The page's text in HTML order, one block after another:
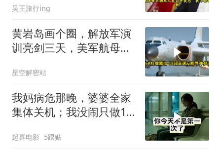
吴王旅行ing
黄岩岛画个圈，解放军演
训亮剑三天，美军航母从
星空解密站
我妈病危那晚，婆婆全家
集体关机；我没闹只做1
你是不是疯了？
起喜电影 5跟贴